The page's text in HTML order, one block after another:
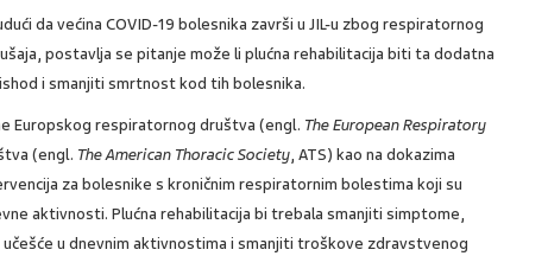
da većina COVID-19 bolesnika završi u JIL-u zbog respiratornog
postavlja se pitanje može li plućna rehabilitacija biti ta dodatna
i smanjiti smrtnost kod tih bolesnika.
Europskog respiratornog društva (engl. The European Respiratory
(engl. The American Thoracic Society, ATS) kao na dokazima
za bolesnike s kroničnim respiratornim bolestima koji su
aktivnosti. Plućna rehabilitacija bi trebala smanjiti simptome,
u dnevnim aktivnostima i smanjiti troškove zdravstvenog